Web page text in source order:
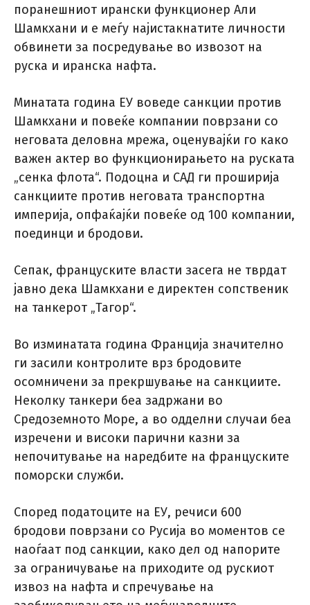
поранешниот ирански функционер Али
Шамкхани и е меѓу најистакнатите личности
обвинети за посредување во извозот на
руска и иранска нафта.
Минатата година ЕУ воведе санкции против
Шамкхани и повеќе компании поврзани со
неговата деловна мрежа, оценувајќи го како
важен актер во функционирањето на руската
„сенка флота“. Подоцна и САД ги проширија
санкциите против неговата транспортна
империја, опфаќајќи повеќе од 100 компании,
поединци и бродови.
Сепак, француските власти засега не тврдат
јавно дека Шамкхани е директен сопственик
на танкерот „Тагор“.
Во изминатата година Франција значително
ги засили контролите врз бродовите
осомничени за прекршување на санкциите.
Неколку танкери беа задржани во
Средоземното Море, а во одделни случаи беа
изречени и високи парични казни за
непочитување на наредбите на француските
поморски служби.
Според податоците на ЕУ, речиси 600
бродови поврзани со Русија во моментов се
наоѓаат под санкции, како дел од напорите
за ограничување на приходите од рускиот
извоз на нафта и спречување на